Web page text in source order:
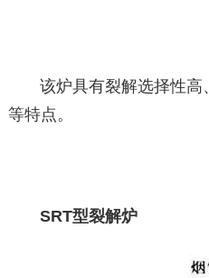
该炉具有裂解选择性
等特点。
SRT型裂解炉